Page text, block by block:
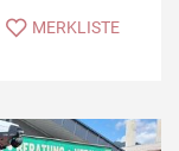
MERKLISTE